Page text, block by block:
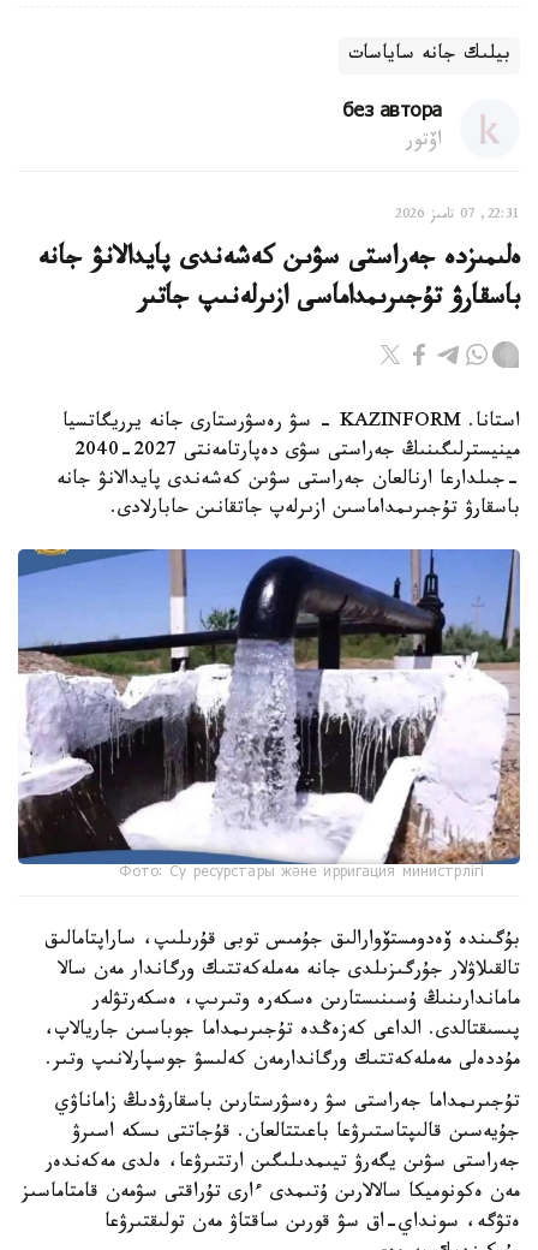
بيلىك جانە ساياسات
без автора
اۆتور
22:31, 07 تامىز 2026
ەلىمىزدە جەراستى سۋىن كەشەندى پايدالانۋ جانە
باسقارۋ تۇجىرىمداماسى ازىرلەنىپ جاتىر
استانا. KAZINFORM - سۋ رەسۋرستارى جانە يرريگاتسيا
مينيسترلىگىنىڭ جەراستى سۋى دەپارتامەنتى 2027-2040
-جىلدارعا ارنالعان جەراستى سۋىن كەشەندى پايدالانۋ جانە
باسقارۋ تۇجىرىمداماسىن ازىرلەپ جاتقانىن حابارلادى.
Фото: Су ресурстары және ирригация министрлігі
بۇگىندە ۆەدومستۆوارالىق جۇمىس توبى قۇرىلىپ، ساراپتامالىق
تالقىلاۋلار جۇرگىزىلدى جانە مەملەكەتتىك ورگاندار مەن سالا
ماماندارىنىڭ ۇسىنىستارىن ەسكەرە وتىرىپ، ەسكەرتۋلەر
پىسىقتالدى. الداعى كەزەڭدە تۇجىرىمداما جوباسىن جاريالاپ،
مۇددەلى مەملەكەتتىك ورگاندارمەن كەلىسۋ جوسپارلانىپ وتىر.
تۇجىرىمداما جەراستى سۋ رەسۋرستارىن باسقارۋدىڭ زاماناۋي
جۇيەسىن قالىپتاستىرۋعا باعىتتالعان. قۇجاتتى ىسكە اسىرۋ
جەراستى سۋىن يگەرۋ تيىمدىلىگىن ارتتىرۋعا، ەلدى مەكەندەر
مەن ەكونوميكا سالالارىن ۇتىمدى ءارى تۇراقتى سۋمەن قامتاماسىز
ەتۋگە، سونداي-اق سۋ قورىن ساقتاۋ مەن تولىقتىرۋعا